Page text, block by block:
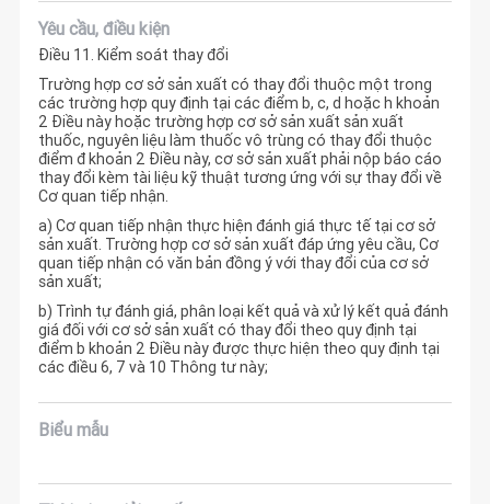
Yêu cầu, điều kiện
Điều 11. Kiểm soát thay đổi
Trường hợp cơ sở sản xuất có thay đổi thuộc một trong
các trường hợp quy định tại các điểm b, c, d hoặc h khoản
2 Điều này hoặc trường hợp cơ sở sản xuất sản xuất
thuốc, nguyên liệu làm thuốc vô trùng có thay đổi thuộc
điểm đ khoản 2 Điều này, cơ sở sản xuất phải nộp báo cáo
thay đổi kèm tài liệu kỹ thuật tương ứng với sự thay đổi về
Cơ quan tiếp nhận.
a) Cơ quan tiếp nhận thực hiện đánh giá thực tế tại cơ sở
sản xuất. Trường hợp cơ sở sản xuất đáp ứng yêu cầu, Cơ
quan tiếp nhận có văn bản đồng ý với thay đổi của cơ sở
sản xuất;
b) Trình tự đánh giá, phân loại kết quả và xử lý kết quả đánh
giá đối với cơ sở sản xuất có thay đổi theo quy định tại
điểm b khoản 2 Điều này được thực hiện theo quy định tại
các điều 6, 7 và 10 Thông tư này;
Biểu mẫu